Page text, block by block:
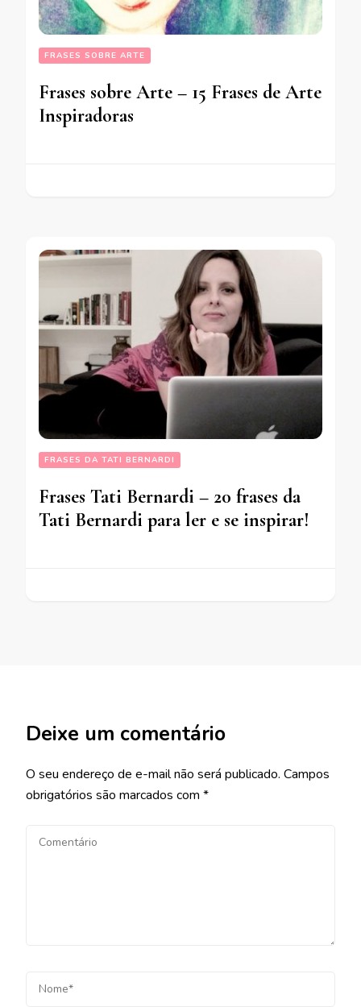
FRASES SOBRE ARTE
Frases sobre Arte – 15 Frases de Arte
Inspiradoras
FRASES DA TATI BERNARDI
Frases Tati Bernardi – 20 frases da
Tati Bernardi para ler e se inspirar!
Deixe um comentário
O seu endereço de e-mail não será publicado. Campos
obrigatórios são marcados com *